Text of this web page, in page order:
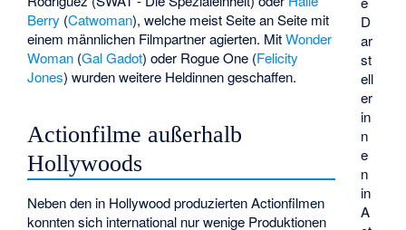
D
ar
st
ell
er
in
n
e
n
in
A
Berry (Catwoman), welche meist Seite an Seite mit
einem männlichen Filmpartner agierten. MitWonder
Woman (Gal Gadot) oder Rogue One (Felicity
Jones) wurden weitere Heldinnen geschaffen.
Actionfilme außerhalb
Hollywoods
Neben den in Hollywood produzierten Actionfilmen
konnten sich international nur wenige Produktionen